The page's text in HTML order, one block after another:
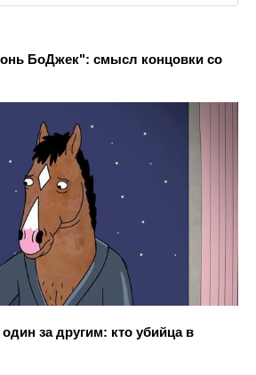
БоДжек": смысл концовки со
за другим: кто убийца в